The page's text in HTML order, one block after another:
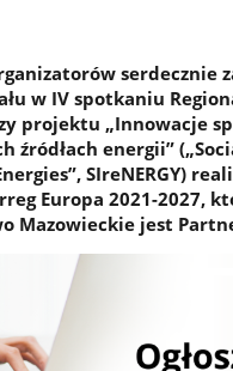
serdecznie
w IV spotkaniu
projektu „Innowacje
źródłach energii”
SIreNERGY)
Europa 2021-2027,
Mazowieckie jest